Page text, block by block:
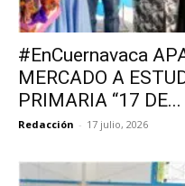
#EnCuernavaca
MERCADO A
PRIMARIA “17 DE...
Redacción - 17 julio, 2026